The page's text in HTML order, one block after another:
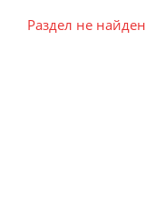
Раздел не найден